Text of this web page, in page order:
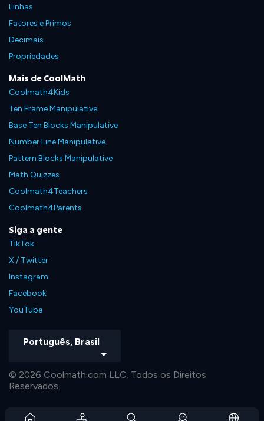
Linhas
Fatores e Primos
Decimais
Propriedades
Mais de CoolMath
Coolmath4Kids
Ten Frame Manipulative
Base Ten Blocks Manipulative
Number Line Manipulative
Pattern Blocks Manipulative
Math Quizzes
Coolmath4Teachers
Coolmath4Parents
Siga a gente
TikTok
X / Twitter
Instagram
Facebook
YouTube
Português, Brasil
© 2026 Coolmath.com LLC. Todos os Direitos
Reservados.